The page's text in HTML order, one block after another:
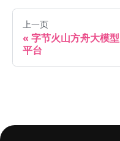
上一页
字节火山方舟大模型
平台